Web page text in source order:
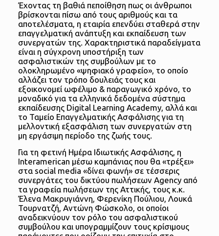
Έχοντας τη βαθιά πεποίθηση πως οι άνθρωποι
βρίσκονται πίσω από τους αριθμούς και τα
αποτελέσματα, η εταιρία επενδύει σταθερά στην
επαγγελματική ανάπτυξη και εκπαίδευση των
συνεργατών της. Χαρακτηριστικά παραδείγματα
είναι η σύγχρονη υποστήριξη των
ασφαλιστικών της συμβούλων με το
ολοκληρωμένο «ψηφιακό γραφείο», το οποίο
αλλάζει τον τρόπο δουλειάς τους και
εξοικονομεί ωφέλιμο & παραγωγικό χρόνο, το
μοναδικό για τα ελληνικά δεδομένα σύστημα
εκπαίδευσης Digital Learning Academy, αλλά και
το Ταμείο Επαγγελματικής Ασφάλισης για τη
μελλοντική εξασφάλιση των συνεργατών στη
μη εργάσιμη περίοδο της ζωής τους.
Για τη φετινή Ημέρα Ιδιωτικής Ασφάλισης, η
Interamerican μέσω καμπάνιας που θα «τρέξει»
στα social media «δίνει φωνή» σε τέσσερις
συνεργάτες του δικτύου πωλήσεων Agency από
τα γραφεία πωλήσεων της Αττικής, τους κ.κ.
Έλενα Μακρυγιάννη, Φερενίκη Πούλιου, Λουκά
Τουρνατζή, Αντώνη Φώσκολο, οι οποίοι
αναδεικνύουν τον ρόλο του ασφαλιστικού
συμβούλου και υπογραμμίζουν τους κρίσιμους